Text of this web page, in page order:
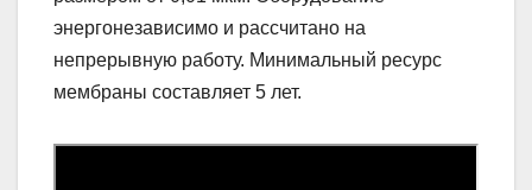
энергонезависимо и рассчитано на
непрерывную работу. Минимальный ресурс
мембраны составляет 5 лет.